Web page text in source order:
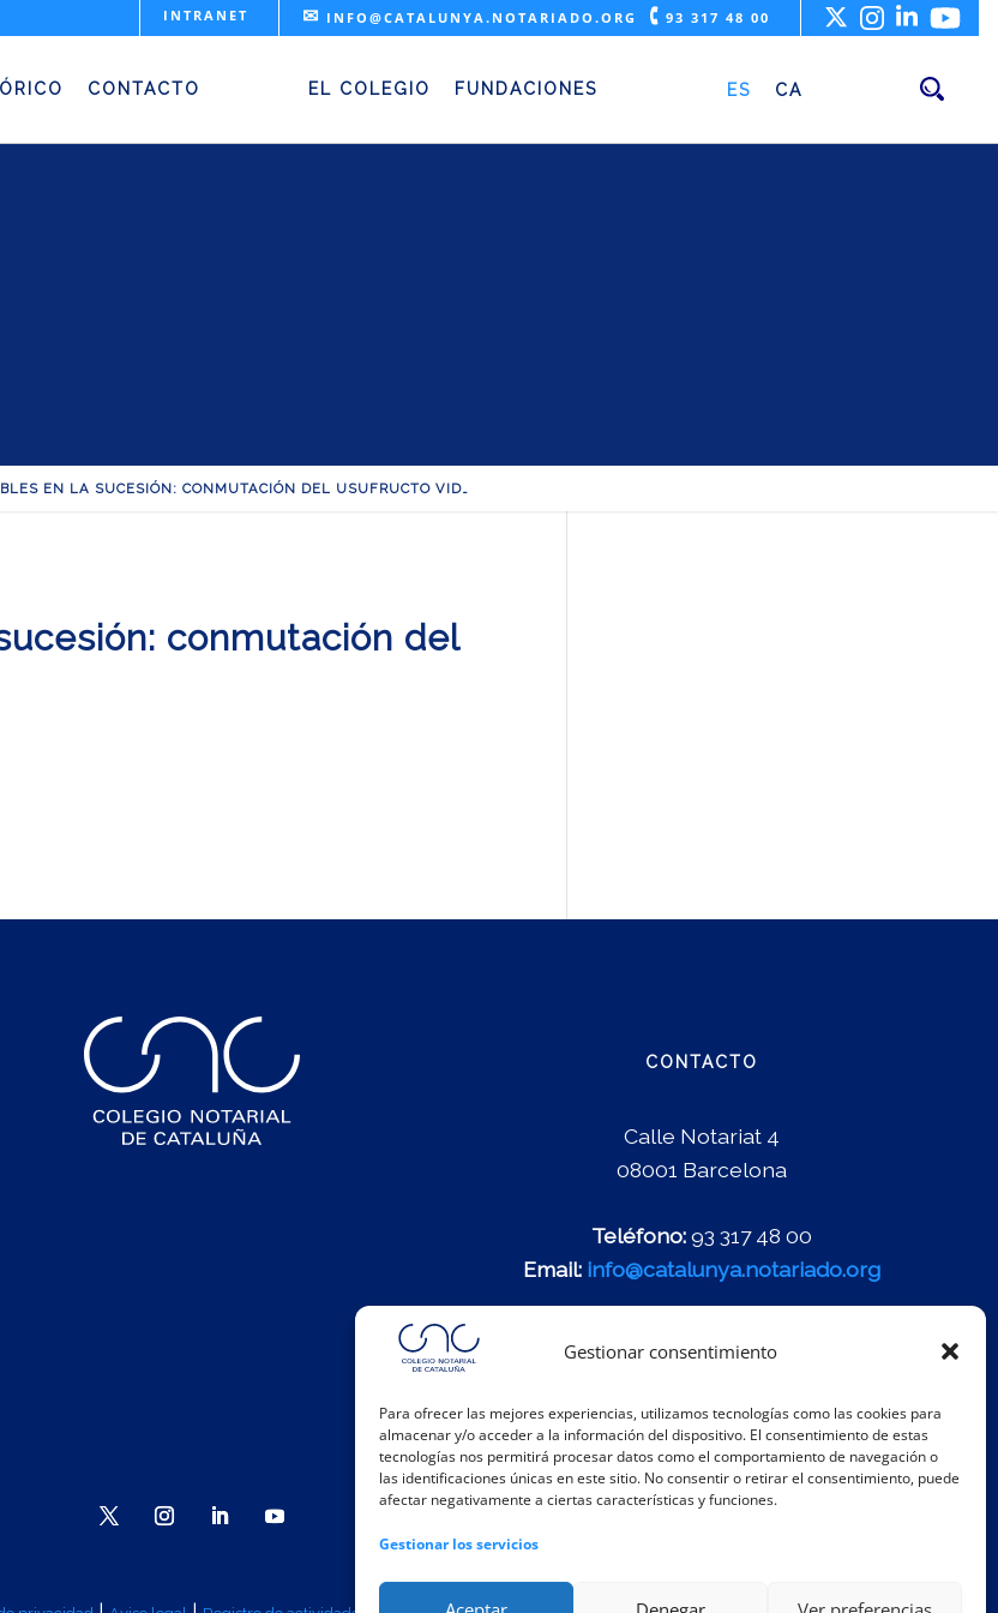
Gestionar consentimiento
Para ofrecer las mejores experiencias, utilizamos tecnologías como las cookies para
almacenar y/o acceder a la información del dispositivo. El consentimiento de estas
tecnologías nos permitirá procesar datos como el comportamiento de navegación o
las identificaciones únicas en este sitio. No consentir o retirar el consentimiento, puede
afectar negativamente a ciertas características y funciones.
Gestionar los servicios
✉ INFO@CATALUNYA.NOTARIADO.ORG 🕻 93 317 48 00
INTRANET
CONTACTO EL COLEGIO FUNDACIONES ES CA
en la sucesión: conmutación del
usufructo vidual
HECHOS IMPONIBLES EN LA SUCESIÓN: CONMUTACIÓN DEL USUFRUCTO VIDUAL
conmutación del
CONTACTO
Calle Notariat 4
08001 Barcelona
Teléfono: 93 317 48 00
Email: info@catalunya.notariado.org